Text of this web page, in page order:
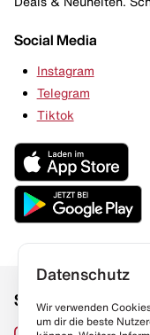
Social Media
Instagram
Telegram
Tiktok
Social Media
Datenschutz
Wir verwenden
um dir die beste